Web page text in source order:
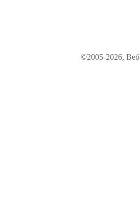
©2005-2026,